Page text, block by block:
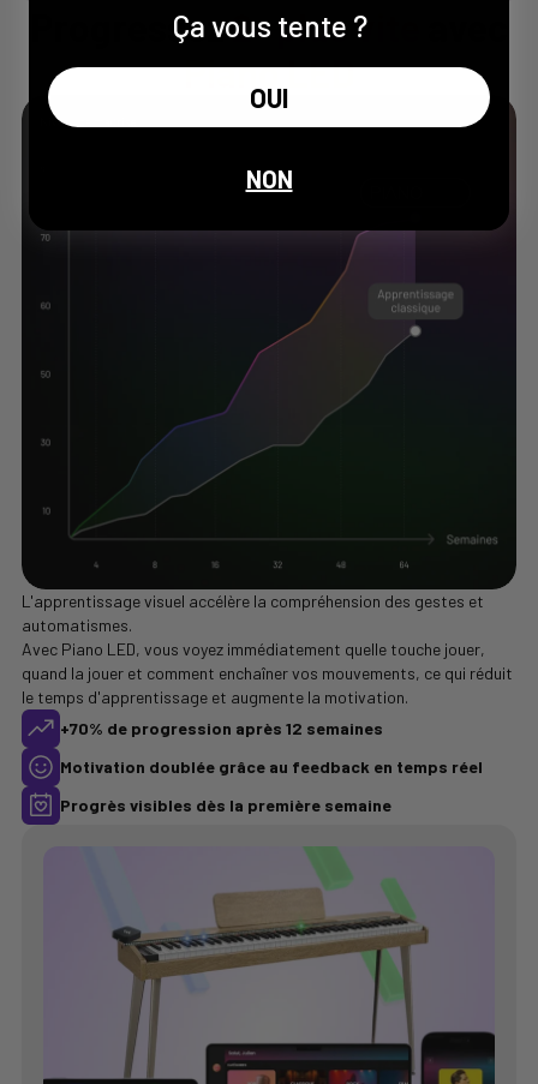
Progressez2× plus vite
Piano LED
L'apprentissage visuel accélère la compréhension des gestes et
automatismes.
Avec Piano LED, vous voyez immédiatement quelle touche jouer,
quand la jouer et comment enchaîner vos mouvements, ce qui réduit
le temps d'apprentissage et augmente la motivation.
+70% de progression après 12 semaines
Motivation doublée grâce au feedback en temps réel
Progrès visibles dès la première semaine
Ça vous tente ?
OUI
NON